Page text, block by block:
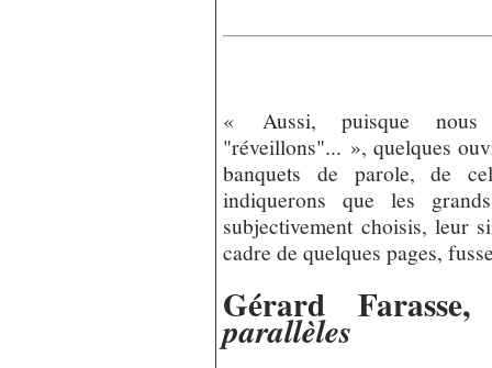
« Aussi, puisque nous
"réveillons"... », quelques
banquets de parole, de
indiquerons que les
subjectivement choisis, leur
cadre de quelques pages,
Gérard
parallèles